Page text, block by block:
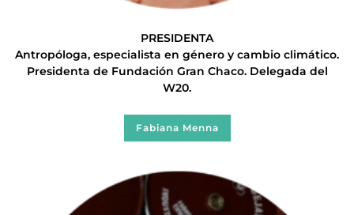
PRESIDENTA
Antropóloga, especialista en género y cambio climático.
Presidenta de Fundación Gran Chaco. Delegada del
W20.
Fabiana Menna